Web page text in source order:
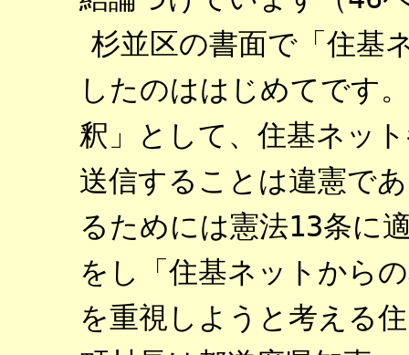
杉並区の書面で「住基
したのははじめてです
釈」として、住基ネッ
送信することは違憲で
るためには憲法13条に
をし「住基ネットから
を重視しようと考える